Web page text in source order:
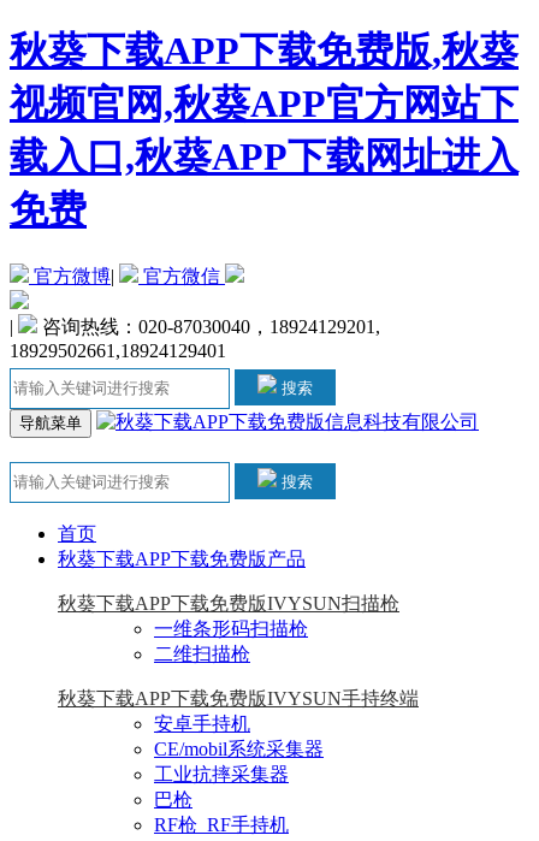
秋葵下载APP下载免费版,秋葵
视频官网,秋葵APP官方网站下
载入口,秋葵APP下载网址进入
免费
官方微博| 官方微信
|
咨询热线：020-87030040，18924129201,
18929502661,18924129401
搜索
导航菜单
搜索
首页
秋葵下载APP下载免费版产品
秋葵下载APP下载免费版IVYSUN扫描枪
一维条形码扫描枪
二维扫描枪
秋葵下载APP下载免费版IVYSUN手持终端
安卓手持机
CE/mobil系统采集器
工业抗摔采集器
巴枪
RF枪_RF手持机